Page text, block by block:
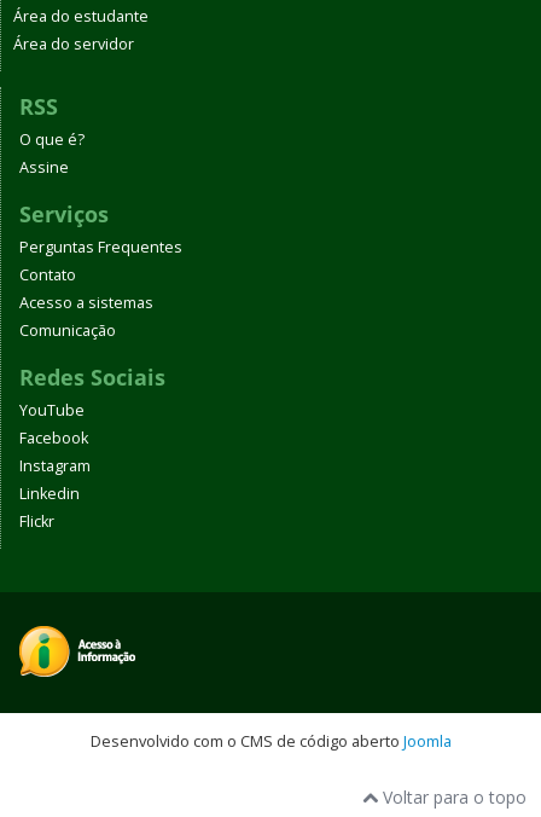
Área do estudante
Área do servidor
RSS
O que é?
Assine
Serviços
Perguntas Frequentes
Contato
Acesso a sistemas
Comunicação
Redes Sociais
YouTube
Facebook
Instagram
Linkedin
Flickr
Desenvolvido com o CMS de código aberto Joomla
Voltar para o topo